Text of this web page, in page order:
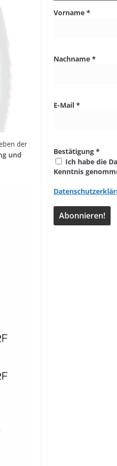
der
und
Vorname *
Nachname *
E-Mail *
Bestätigung *
Ich habe die
Kenntnis